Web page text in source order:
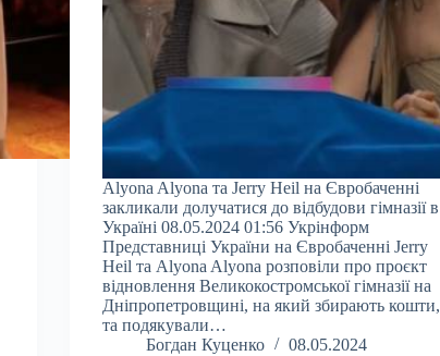
Alyona Alyona та Jerry Heil на Євробаченні
закликали долучатися до відбудови гімназії в
Україні 08.05.2024 01:56 Укрінформ
Представниці України на Євробаченні Jerry
Heil та Alyona Alyona розповіли про проєкт
відновлення Великокостромської гімназії на
Дніпропетровщині, на який збирають кошти,
та подякували…
Богдан Куценко
08.05.2024